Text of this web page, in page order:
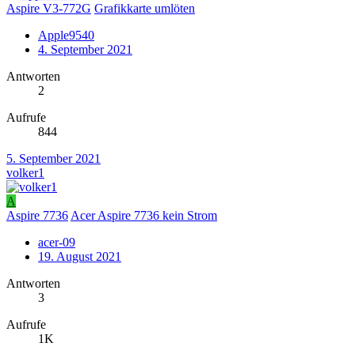
Aspire V3-772G Grafikkarte umlöten
Apple9540
4. September 2021
Antworten
2
Aufrufe
844
5. September 2021
volker1
A
Aspire 7736 Acer Aspire 7736 kein Strom
acer-09
19. August 2021
Antworten
3
Aufrufe
1K